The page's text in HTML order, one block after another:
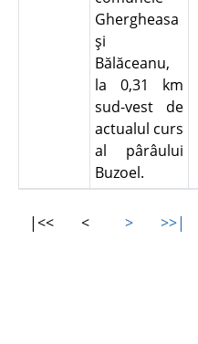
Ghergheasa
şi
Bălăceanu,
la 0,31 km
sud-vest de
actualul curs
al pârâului
Buzoel.
|<< < > >>|